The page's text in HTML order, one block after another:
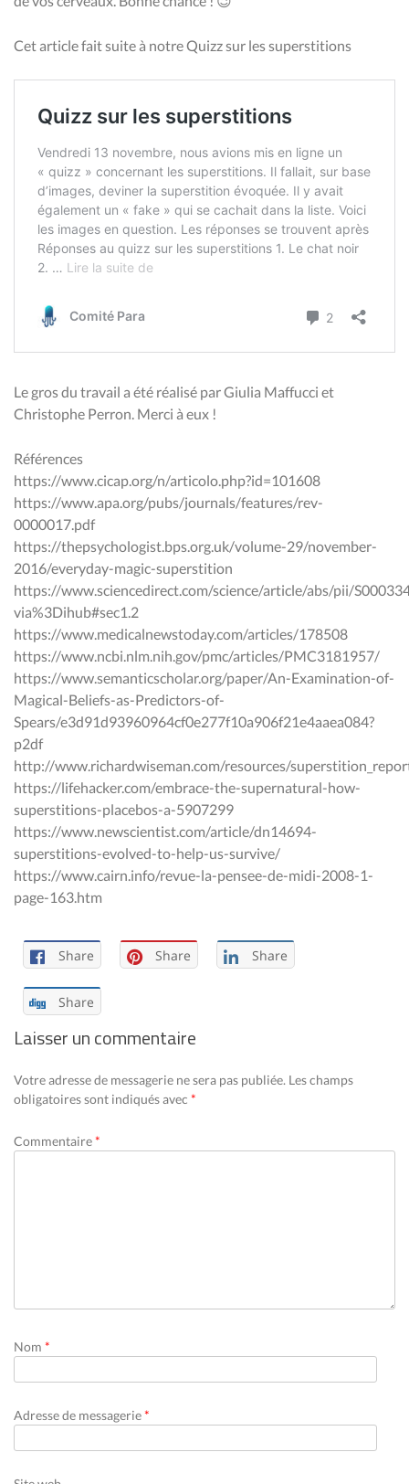
Cet article fait suite à notre Quizz sur les superstitions
Le gros du travail a été réalisé par Giulia Maffucci et
Christophe Perron. Merci à eux !
Références
https://www.cicap.org/n/articolo.php?id=101608
https://www.apa.org/pubs/journals/features/rev-
0000017.pdf
https://thepsychologist.bps.org.uk/volume-29/november-
2016/everyday-magic-superstition
https://www.sciencedirect.com/science/article/abs/pii/
via%3Dihub#sec1.2
https://www.medicalnewstoday.com/articles/178508
https://www.ncbi.nlm.nih.gov/pmc/articles/PMC3181957/
https://www.semanticscholar.org/paper/An-Examination-of-
Magical-Beliefs-as-Predictors-of-
Spears/e3d91d93960964cf0e277f10a906f21e4aaea084?
p2df
http://www.richardwiseman.com/resources/
https://lifehacker.com/embrace-the-supernatural-how-
superstitions-placebos-a-5907299
https://www.newscientist.com/article/dn14694-
superstitions-evolved-to-help-us-survive/
https://www.cairn.info/revue-la-pensee-de-midi-2008-1-
page-163.htm
Share Share Share
Share
Laisser un commentaire
Votre adresse de messagerie ne sera pas publiée. Les champs
obligatoires sont indiqués avec *
Commentaire*
Nom *
Adresse de messagerie*